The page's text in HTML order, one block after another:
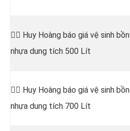
👷‍♂️ Huy Hoàng báo giá vệ sinh bồn
nhựa dung tích 500 Lít
👷‍♂️ Huy Hoàng báo giá vệ sinh bồn
nhựa dung tích 700 Lít